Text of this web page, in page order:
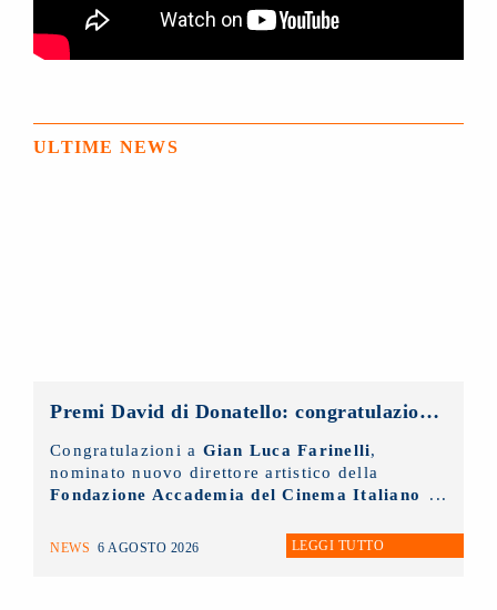
ULTIME NEWS
Premi David di Donatello: congratulazioni al nuovo direttore artistico, Gian Luca Farinelli
Congratulazioni a Gian Luca Farinelli,
nominato nuovo direttore artistico della
Fondazione Accademia del Cinema Italiano
NUOVO IMAIEè socio sostenitore.
NEWS 6 AGOSTO 2026 LEGGI TUTTO